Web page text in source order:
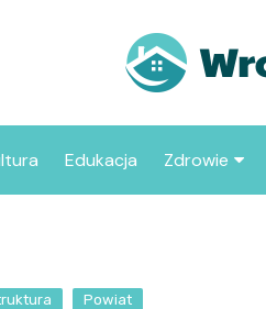
we
Edukacja Zdrowie
Powiat